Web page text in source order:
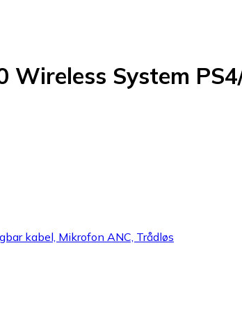
Wireless System
kabel, Mikrofon ANC, Trådløs